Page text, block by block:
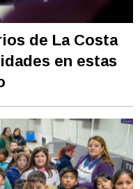
de La Costa
en estas